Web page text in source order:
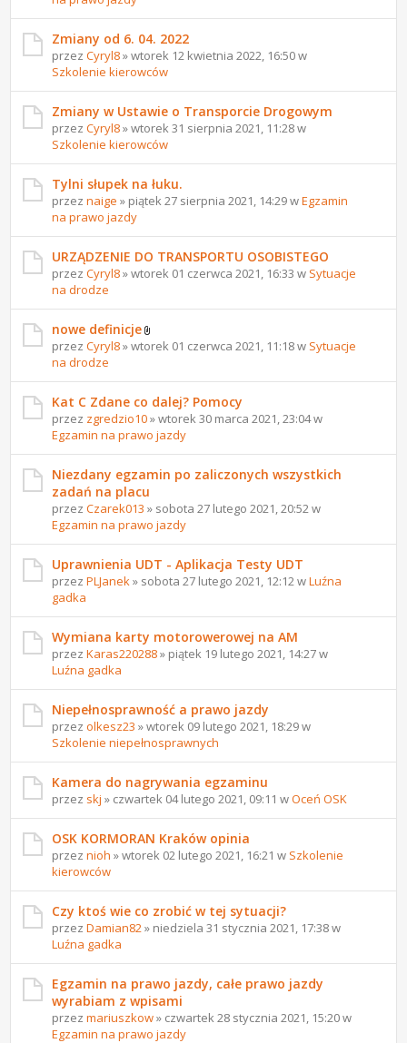
Zmiany od 6. 04. 2022
przezCyryl8» wtorek 12 kwietnia 2022, 16:50 w
Szkolenie kierowców
Zmiany w Ustawie o Transporcie Drogowym
przezCyryl8» wtorek 31 sierpnia 2021, 11:28 w
Szkolenie kierowców
Tylni słupek na łuku.
przeznaige » piątek 27 sierpnia 2021, 14:29 wEgzamin
na prawo jazdy
URZĄDZENIE DO TRANSPORTU OSOBISTEGO
przezCyryl8» wtorek 01 czerwca 2021, 16:33 w Sytuacje
na drodze
nowe definicje
przezCyryl8» wtorek 01 czerwca 2021, 11:18 w Sytuacje
na drodze
Kat C Zdane co dalej? Pomocy
przez zgredzio10» wtorek 30 marca 2021, 23:04 w
Egzamin na prawo jazdy
Niezdany egzamin po zaliczonych wszystkich
zadań na placu
przezCzarek013 » sobota 27 lutego 2021, 20:52 w
Egzamin na prawo jazdy
Uprawnienia UDT - Aplikacja Testy UDT
przezPLJanek » sobota 27 lutego 2021, 12:12 wLuźna
gadka
Wymiana karty motorowerowej na AM
przezKaras220288» piątek 19 lutego 2021, 14:27 w
Luźna gadka
Niepełnosprawność a prawo jazdy
przezolkesz23 » wtorek 09 lutego 2021, 18:29 w
Szkolenie niepełnosprawnych
Kamera do nagrywania egzaminu
przez skj » czwartek 04 lutego 2021, 09:11 wOceń OSK
OSK KORMORAN Kraków opinia
przeznioh » wtorek 02 lutego 2021, 16:21 w Szkolenie
kierowców
Czy ktoś wie co zrobić w tej sytuacji?
przezDamian82 » niedziela 31 stycznia 2021, 17:38 w
Luźna gadka
Egzamin na prawo jazdy, całe prawo jazdy
wyrabiam z wpisami
przezmariuszkow» czwartek 28 stycznia 2021, 15:20 w
Egzamin na prawo jazdy